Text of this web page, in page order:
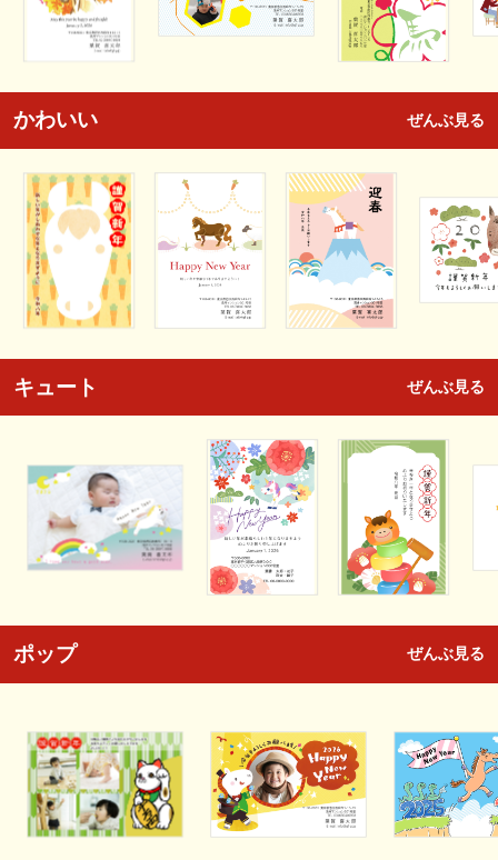
かわいい ぜんぶ見る
キュート ぜんぶ見る
ポップ ぜんぶ見る